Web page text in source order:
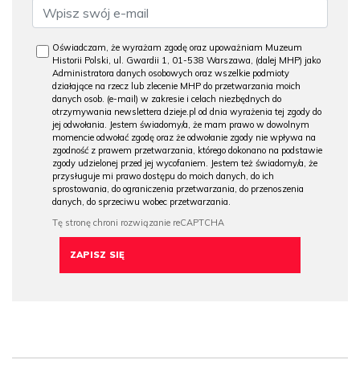
Oświadczam, że wyrażam zgodę oraz upoważniam Muzeum
Historii Polski, ul. Gwardii 1, 01-538 Warszawa, (dalej MHP) jako
Administratora danych osobowych oraz wszelkie podmioty
działające na rzecz lub zlecenie MHP do przetwarzania moich
danych osob. (e-mail) w zakresie i celach niezbędnych do
otrzymywania newslettera dzieje.pl od dnia wyrażenia tej zgody do
jej odwołania. Jestem świadomy/a, że mam prawo w dowolnym
momencie odwołać zgodę oraz że odwołanie zgody nie wpływa na
zgodność z prawem przetwarzania, którego dokonano na podstawie
zgody udzielonej przed jej wycofaniem. Jestem też świadomy/a, że
przysługuje mi prawo dostępu do moich danych, do ich
sprostowania, do ograniczenia przetwarzania, do przenoszenia
danych, do sprzeciwu wobec przetwarzania.